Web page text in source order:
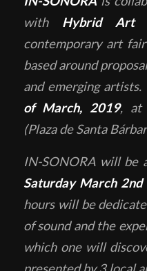
with Hybrid Art
contemporary art
based around
and emerging
of March, 2019, at
(Plaza de Santa
IN-SONORA will be
Saturday March
hours will be
of sound and the
which one will